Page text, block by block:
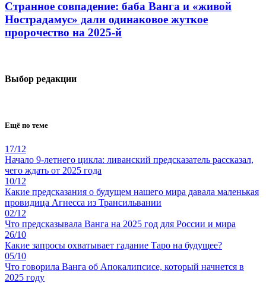
Странное совпадение: баба Ванга и «живой
Нострадамус» дали одинаковое жуткое
пророчество на 2025-й
Выбор редакции
Ещё по теме
17/12
Начало 9-летнего цикла: ливанский предсказатель рассказал,
чего ждать от 2025 года
10/12
Какие предсказания о будущем нашего мира давала маленькая
провидица Агнесса из Трансильвании
02/12
Что предсказывала Ванга на 2025 год для России и мира
26/10
Какие запросы охватывает гадание Таро на будущее?
05/10
Что говорила Ванга об Апокалипсисе, который начнется в
2025 году